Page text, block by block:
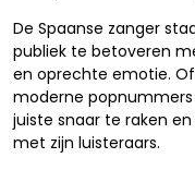
De Spaanse zanger
publiek te betoveren
en oprechte emotie.
moderne
juiste snaar te raken
met zijn luisteraars.